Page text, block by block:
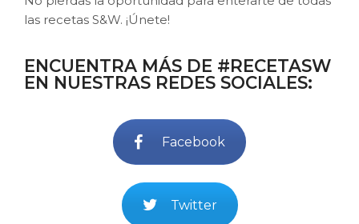
las recetas S&W. ¡Únete!
ENCUENTRA MÁS DE #RECETASW
EN NUESTRAS REDES SOCIALES:
Facebook
Twitter